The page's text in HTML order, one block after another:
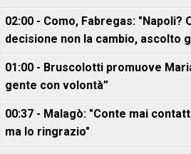
02:00 - Como, Fabregas: "Napoli?
decisione non la cambio, ascolto
01:00 - Bruscolotti promuove
gente con volontà”
00:37 - Malagò: "Conte mai
ma lo ringrazio"